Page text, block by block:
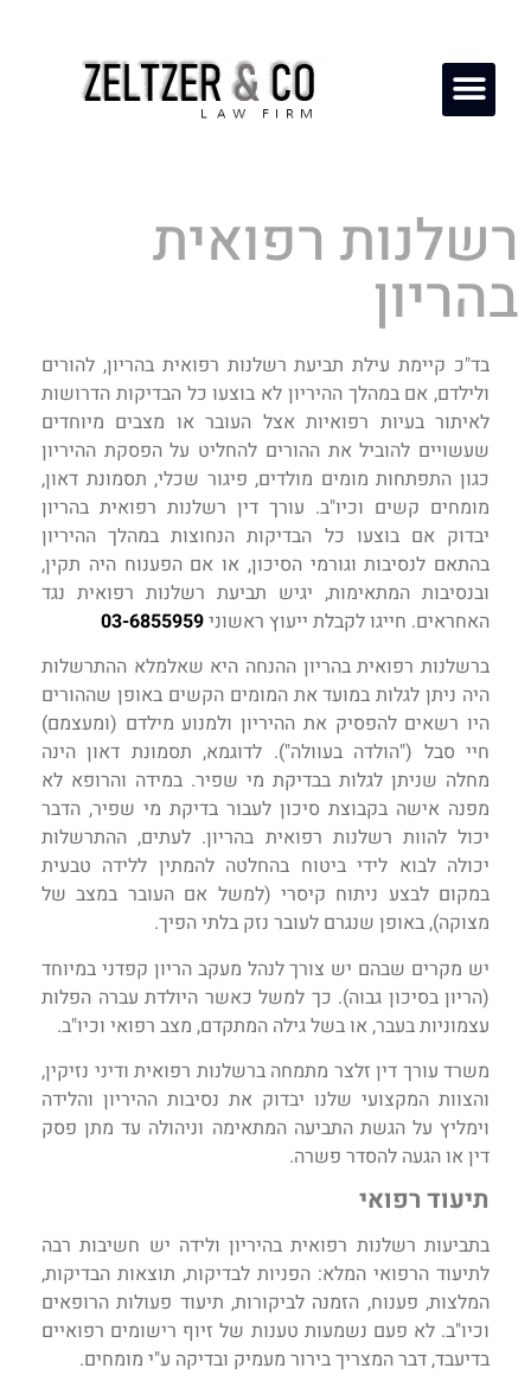
רשלנות רפואית
בהריון
בד"כ קיימת עילת תביעת רשלנות רפואית בהריון, להורים
ולילדם, אם במהלך ההיריון לא בוצעו כל הבדיקות הדרושות
לאיתור בעיות רפואיות אצל העובר או מצבים מיוחדים
שעשויים להוביל את ההורים להחליט על הפסקת ההיריון
כגון התפתחות מומים מולדים, פיגור שכלי, תסמונת דאון,
מומחים קשים וכיו"ב. עורך דין רשלנות רפואית בהריון
יבדוק אם בוצעו כל הבדיקות הנחוצות במהלך ההיריון
בהתאם לנסיבות וגורמי הסיכון, או אם הפענוח היה תקין,
ובנסיבות המתאימות, יגיש תביעת רשלנות רפואית נגד
האחראים. חייגו לקבלת ייעוץ ראשוני03-6855959
ברשלנות רפואית בהריון ההנחה היא שאלמלא ההתרשלות
היה ניתן לגלות במועד את המומים הקשים באופן שההורים
היו רשאים להפסיק את ההיריון ולמנוע מילדם (ומעצמם)
חיי סבל ("הולדה בעוולה"). לדוגמא, תסמונת דאון הינה
מחלה שניתן לגלות בבדיקת מי שפיר. במידה והרופא לא
מפנה אישה בקבוצת סיכון לעבור בדיקת מי שפיר, הדבר
יכול להוות רשלנות רפואית בהריון. לעתים, ההתרשלות
יכולה לבוא לידי ביטוח בהחלטה להמתין ללידה טבעית
במקום לבצע ניתוח קיסרי (למשל אם העובר במצב של
מצוקה), באופן שנגרם לעובר נזק בלתי הפיך.
יש מקרים שבהם יש צורך לנהל מעקב הריון קפדני במיוחד
(הריון בסיכון גבוה). כך למשל כאשר היולדת עברה הפלות
עצמוניות בעבר, או בשל גילה המתקדם, מצב רפואי וכיו"ב.
משרד עורך דין זלצר מתמחה ברשלנות רפואית ודיני נזיקין,
והצוות המקצועי שלנו יבדוק את נסיבות ההיריון והלידה
וימליץ על הגשת התביעה המתאימה וניהולה עד מתן פסק
דין או הגעה להסדר פשרה.
תיעוד רפואי
בתביעות רשלנות רפואית בהיריון ולידה יש חשיבות רבה
לתיעוד הרפואי המלא: הפניות לבדיקות, תוצאות הבדיקות,
המלצות, פענוח, הזמנה לביקורות, תיעוד פעולות הרופאים
וכיו"ב. לא פעם נשמעות טענות של זיוף רישומים רפואיים
בדיעבד, דבר המצריך בירור מעמיק ובדיקה ע"י מומחים.